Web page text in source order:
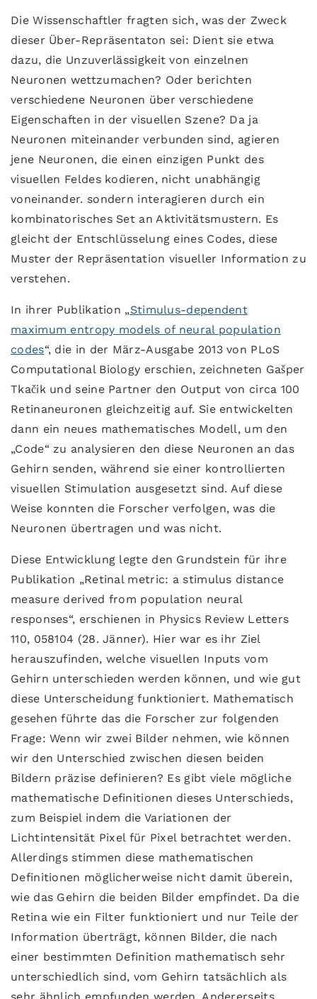
Die Wissenschaftler fragten sich, was der Zweck
dieser Über-Repräsentaton sei: Dient sie etwa
dazu, die Unzuverlässigkeit von einzelnen
Neuronen wettzumachen? Oder berichten
verschiedene Neuronen über verschiedene
Eigenschaften in der visuellen Szene? Da ja
Neuronen miteinander verbunden sind, agieren
jene Neuronen, die einen einzigen Punkt des
visuellen Feldes kodieren, nicht unabhängig
voneinander. sondern interagieren durch ein
kombinatorisches Set an Aktivitätsmustern. Es
gleicht der Entschlüsselung eines Codes, diese
Muster der Repräsentation visueller Information zu
verstehen.
In ihrer Publikation „Stimulus-dependent
maximum entropy models of neural population
codes“, die in der März-Ausgabe 2013 von PLoS
Computational Biology erschien, zeichneten Gašper
Tkačik und seine Partner den Output von circa 100
Retinaneuronen gleichzeitig auf. Sie entwickelten
dann ein neues mathematisches Modell, um den
„Code“ zu analysieren den diese Neuronen an das
Gehirn senden, während sie einer kontrollierten
visuellen Stimulation ausgesetzt sind. Auf diese
Weise konnten die Forscher verfolgen, was die
Neuronen übertragen und was nicht.
Diese Entwicklung legte den Grundstein für ihre
Publikation „Retinal metric: a stimulus distance
measure derived from population neural
responses“, erschienen in Physics Review Letters
110, 058104 (28. Jänner). Hier war es ihr Ziel
herauszufinden, welche visuellen Inputs vom
Gehirn unterschieden werden können, und wie gut
diese Unterscheidung funktioniert. Mathematisch
gesehen führte das die Forscher zur folgenden
Frage: Wenn wir zwei Bilder nehmen, wie können
wir den Unterschied zwischen diesen beiden
Bildern präzise definieren? Es gibt viele mögliche
mathematische Definitionen dieses Unterschieds,
zum Beispiel indem die Variationen der
Lichtintensität Pixel für Pixel betrachtet werden.
Allerdings stimmen diese mathematischen
Definitionen möglicherweise nicht damit überein,
wie das Gehirn die beiden Bilder empfindet. Da die
Retina wie ein Filter funktioniert und nur Teile der
Information überträgt, können Bilder, die nach
einer bestimmten Definition mathematisch sehr
unterschiedlich sind, vom Gehirn tatsächlich als